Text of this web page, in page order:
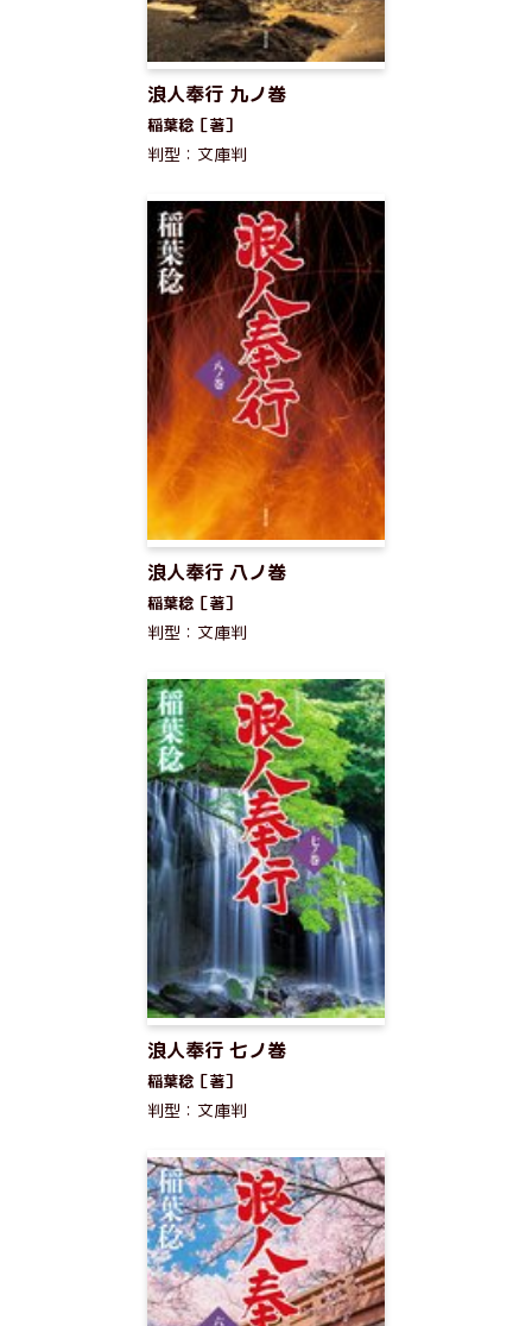
浪人奉行 九ノ巻
稲葉稔［著］
判型：文庫判
浪人奉行 八ノ巻
稲葉稔［著］
判型：文庫判
浪人奉行 七ノ巻
稲葉稔［著］
判型：文庫判